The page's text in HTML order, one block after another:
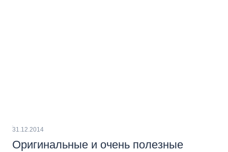
31.12.2014
Оригинальные и очень полезные